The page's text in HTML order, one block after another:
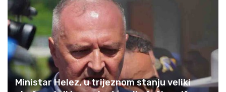
Ministar Helez, u trijeznom stanju veliki